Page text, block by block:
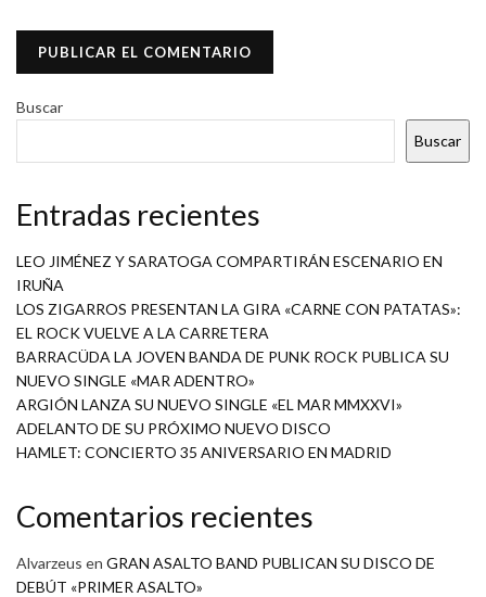
Buscar
Buscar
Entradas recientes
LEO JIMÉNEZ Y SARATOGA COMPARTIRÁN ESCENARIO EN
IRUÑA
LOS ZIGARROS PRESENTAN LA GIRA «CARNE CON PATATAS»:
EL ROCK VUELVE A LA CARRETERA
BARRACÜDA LA JOVEN BANDA DE PUNK ROCK PUBLICA SU
NUEVO SINGLE «MAR ADENTRO»
ARGIÓN LANZA SU NUEVO SINGLE «EL MAR MMXXVI»
ADELANTO DE SU PRÓXIMO NUEVO DISCO
HAMLET: CONCIERTO 35 ANIVERSARIO EN MADRID
Comentarios recientes
Alvarzeus en GRAN ASALTO BAND PUBLICAN SU DISCO DE
DEBÚT «PRIMER ASALTO»